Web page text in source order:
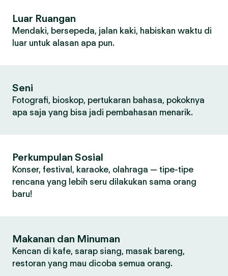
Luar Ruangan
Mendaki, bersepeda, jalan kaki, habiskan waktu di
luar untuk alasan apa pun.
Seni
Fotografi, bioskop, pertukaran bahasa, pokoknya
apa saja yang bisa jadi pembahasan menarik.
Perkumpulan Sosial
Konser, festival, karaoke, olahraga — tipe-tipe
rencana yang lebih seru dilakukan sama orang
baru!
Makanan dan Minuman
Kencan di kafe, sarap siang, masak bareng,
restoran yang mau dicoba semua orang.